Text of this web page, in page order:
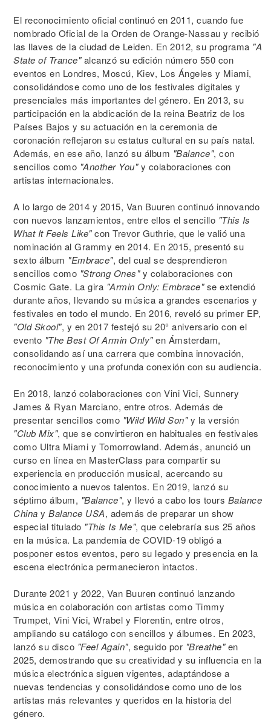
El reconocimiento oficial continuó en 2011, cuando fue
nombrado Oficial de la Orden de Orange-Nassau y recibió
las llaves de la ciudad de Leiden. En 2012, su programa "A
State of Trance"alcanzó su edición número 550 con
eventos en Londres, Moscú, Kiev, Los Ángeles y Miami,
consolidándose como uno de los festivales digitales y
presenciales más importantes del género. En 2013, su
participación en la abdicación de la reina Beatriz de los
Países Bajos y su actuación en la ceremonia de
coronación reflejaron su estatus cultural en su país natal.
Además, en ese año, lanzó su álbum "Balance", con
sencillos como "Another You"y colaboraciones con
artistas internacionales.
A lo largo de 2014 y 2015, Van Buuren continuó innovando
con nuevos lanzamientos, entre ellos el sencillo "This Is
What It Feels Like"con Trevor Guthrie, que le valió una
nominación al Grammy en 2014. En 2015, presentó su
sexto álbum "Embrace", del cual se desprendieron
sencillos como "Strong Ones"y colaboraciones con
Cosmic Gate. La gira "Armin Only: Embrace"se extendió
durante años, llevando su música a grandes escenarios y
festivales en todo el mundo. En 2016, reveló su primer EP,
"Old Skool", y en 2017 festejó su 20° aniversario con el
evento "The Best Of Armin Only"en Ámsterdam,
consolidando así una carrera que combina innovación,
reconocimiento y una profunda conexión con su audiencia.
En 2018, lanzó colaboraciones con Vini Vici, Sunnery
James & Ryan Marciano, entre otros. Además de
presentar sencillos como "Wild Wild Son"y la versión
"Club Mix", que se convirtieron en habituales en festivales
como Ultra Miami y Tomorrowland. Además, anunció un
curso en línea en MasterClass para compartir su
experiencia en producción musical, acercando su
conocimiento a nuevos talentos. En 2019, lanzó su
séptimo álbum, "Balance", y llevó a cabo los tours Balance
China y Balance USA, además de preparar un show
especial titulado "This Is Me", que celebraría sus 25 años
en la música. La pandemia de COVID-19 obligó a
posponer estos eventos, pero su legado y presencia en la
escena electrónica permanecieron intactos.
Durante 2021 y 2022, Van Buuren continuó lanzando
música en colaboración con artistas como Timmy
Trumpet, Vini Vici, Wrabel y Florentin, entre otros,
ampliando su catálogo con sencillos y álbumes. En 2023,
lanzó su disco "Feel Again", seguido por "Breathe"en
2025, demostrando que su creatividad y su influencia en la
música electrónica siguen vigentes, adaptándose a
nuevas tendencias y consolidándose como uno de los
artistas más relevantes y queridos en la historia del
género.